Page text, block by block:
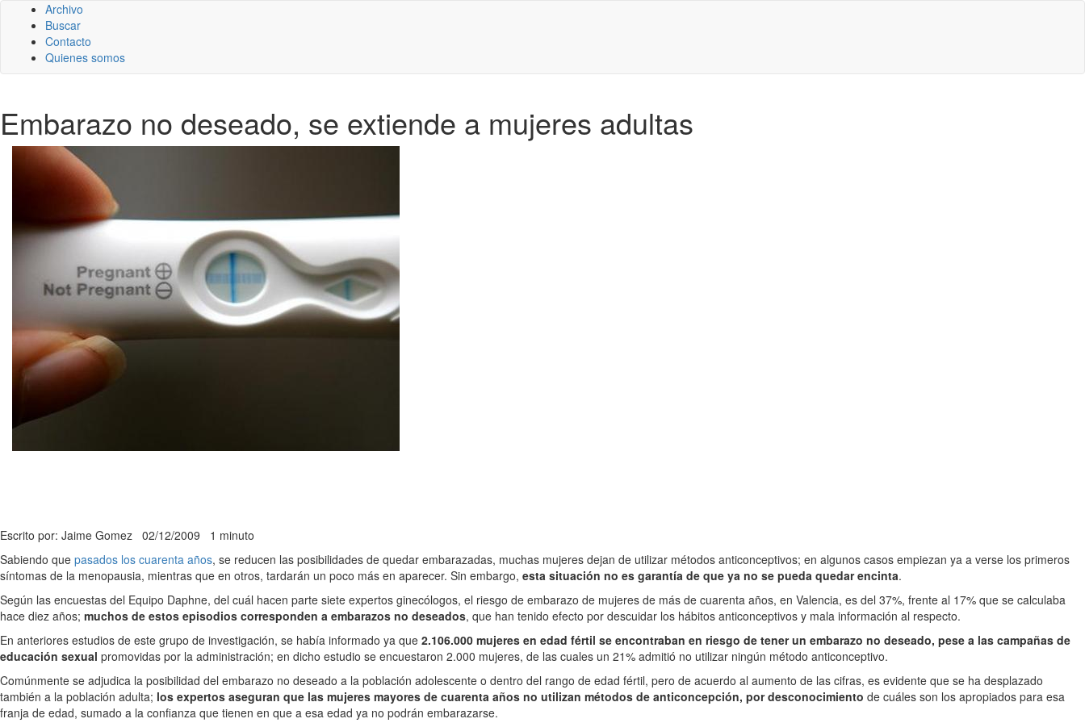
Archivo
Buscar
Contacto
Quienes somos
Embarazo no deseado, se extiende a mujeres adultas
Escrito por: Jaime Gomez 02/12/2009 1 minuto
Sabiendo que pasados los cuarenta años, se reducen las posibilidades de quedar embarazadas, muchas mujeres dejan de utilizar métodos anticonceptivos; en algunos casos empiezan ya a verse los primeros
síntomas de la menopausia, mientras que en otros, tardarán un poco más en aparecer. Sin embargo, esta situación no es garantía de que ya no se pueda quedar encinta.
Según las encuestas del Equipo Daphne, del cuál hacen parte siete expertos ginecólogos, el riesgo de embarazo de mujeres de más de cuarenta años, en Valencia, es del 37%, frente al 17% que se calculaba
hace diez años; muchos de estos episodios corresponden a embarazos no deseados, que han tenido efecto por descuidar los hábitos anticonceptivos y mala información al respecto.
En anteriores estudios de este grupo de investigación, se había informado ya que 2.106.000 mujeres en edad fértil se encontraban en riesgo de tener un embarazo no deseado, pese a las campañas de
educación sexual promovidas por la administración; en dicho estudio se encuestaron 2.000 mujeres, de las cuales un 21% admitió no utilizar ningún método anticonceptivo.
Comúnmente se adjudica la posibilidad del embarazo no deseado a la población adolescente o dentro del rango de edad fértil, pero de acuerdo al aumento de las cifras, es evidente que se ha desplazado
también a la población adulta; los expertos aseguran que las mujeres mayores de cuarenta años no utilizan métodos de anticoncepción, por desconocimiento de cuáles son los apropiados para esa
franja de edad, sumado a la confianza que tienen en que a esa edad ya no podrán embarazarse.